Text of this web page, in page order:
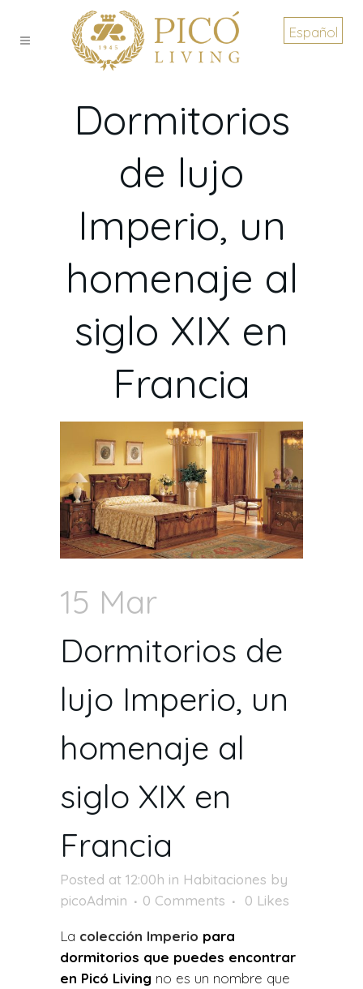
Español
Dormitorios
de lujo
Imperio, un
homenaje al
siglo XIX en
Francia
15 Mar
Dormitorios de
lujo Imperio, un
homenaje al
siglo XIX en
Francia
Posted at 12:00h in Habitaciones by
picoAdmin
0 Comments 0 Likes
La colección Imperio para
dormitorios que puedes encontrar
en Picó Living no es un nombre que